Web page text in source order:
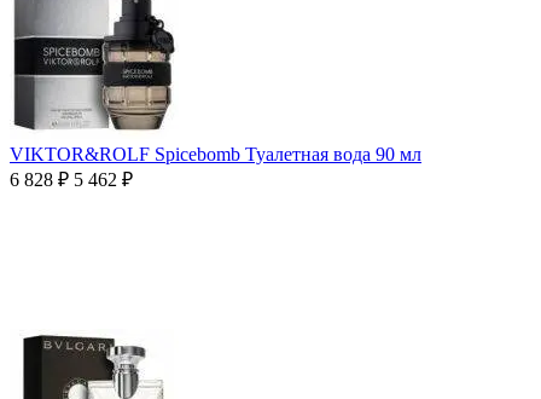
VIKTOR&ROLF Spicebomb Туалетная вода 90 мл
6 828 ₽ 5 462 ₽